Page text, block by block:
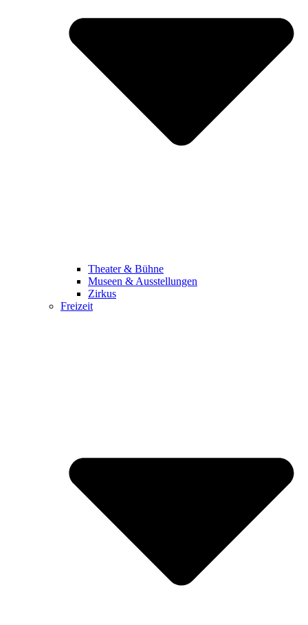
Theater & Bühne
Museen & Ausstellungen
Zirkus
Freizeit